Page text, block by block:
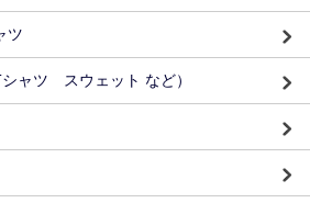
ツ
ャツ スウェット など）